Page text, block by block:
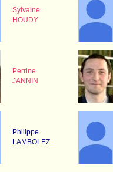
Sylvaine
HOUDY
Perrine
JANNIN
Philippe
LAMBOLEZ